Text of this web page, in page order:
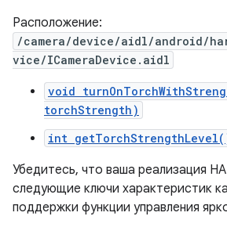
Расположение:
/camera/device/aidl/android/
vice/ICameraDevice.aidl
void
torchStrength)
int
Убедитесь, что ваша реализация
следующие ключи характеристик
поддержки функции управления